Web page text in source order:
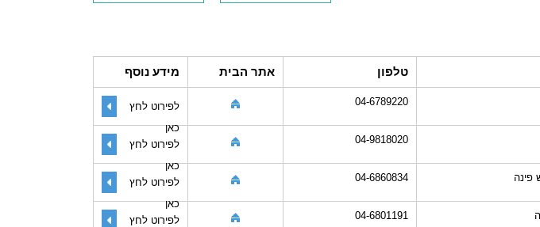
טלפון אתר הבית מידע נוסף
04-6789220
לפירוט לחץ
כאן
04-9818020
לפירוט לחץ
כאן
04-6860834
לפירוט לחץ
כאן
04-6801191
לפירוט לחץ